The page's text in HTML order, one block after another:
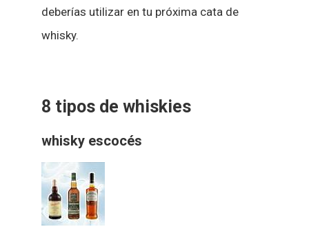
deberías utilizar en tu próxima cata de
whisky.
8 tipos de whiskies
whisky escocés